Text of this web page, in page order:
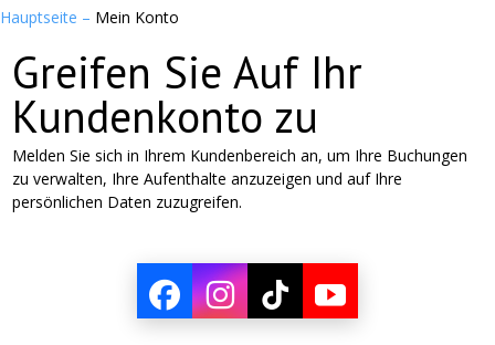
Hauptseite – Mein Konto
Greifen Sie Auf Ihr
Kundenkonto zu
Melden Sie sich in Ihrem Kundenbereich an, um Ihre Buchungen
zu verwalten, Ihre Aufenthalte anzuzeigen und auf Ihre
persönlichen Daten zuzugreifen.